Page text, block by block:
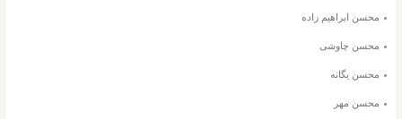
محسن ابراهیم زاده
محسن چاوشی
محسن یگانه
محسن مهر